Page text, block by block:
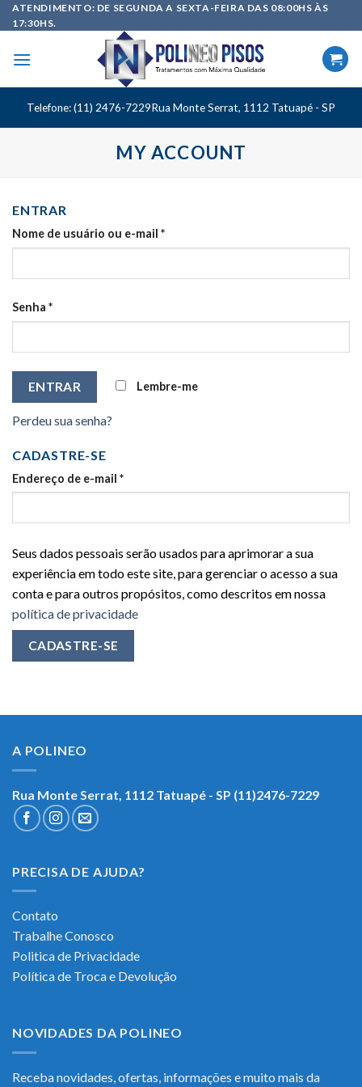
Skip
to
ATENDIMENTO: DE SEGUNDA A SEXTA-FEIRA DAS 08:00HS ÀS
17:30HS.
Telefone: (11) 2476-7229Rua Monte Serrat, 1112 Tatuapé - SP
MY ACCOUNT
ENTRAR
Nome de usuário ou e-mail *
Senha *
ENTRAR Lembre-me
Perdeu sua senha?
CADASTRE-SE
Endereço de e-mail *
Seus dados pessoais serão usados para aprimorar a sua
experiência em todo este site, para gerenciar o acesso a sua
conta e para outros propósitos, como descritos em nossa
política de privacidade
CADASTRE-SE
A POLINEO
Rua Monte Serrat, 1112 Tatuapé - SP (11)2476-7229
PRECISA DE AJUDA?
Contato
Trabalhe Conosco
Politica de Privacidade
Política de Troca e Devolução
NOVIDADES DA POLINEO
Receba novidades, ofertas, informações e muito mais da